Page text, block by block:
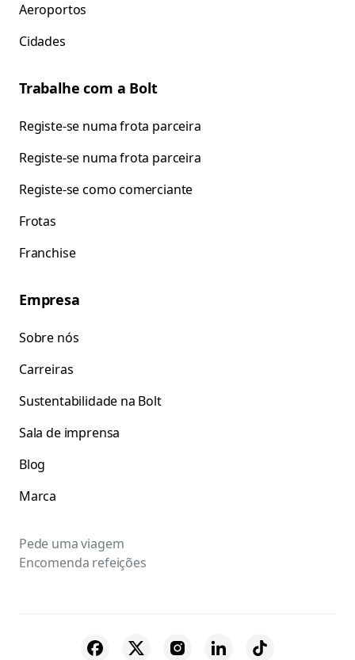
Aeroportos
Cidades
Trabalhe com a Bolt
Registe-se numa frota parceira
Registe-se numa frota parceira
Registe-se como comerciante
Frotas
Franchise
Empresa
Sobre nós
Carreiras
Sustentabilidade na Bolt
Sala de imprensa
Blog
Marca
Pede uma viagem
Encomenda refeições